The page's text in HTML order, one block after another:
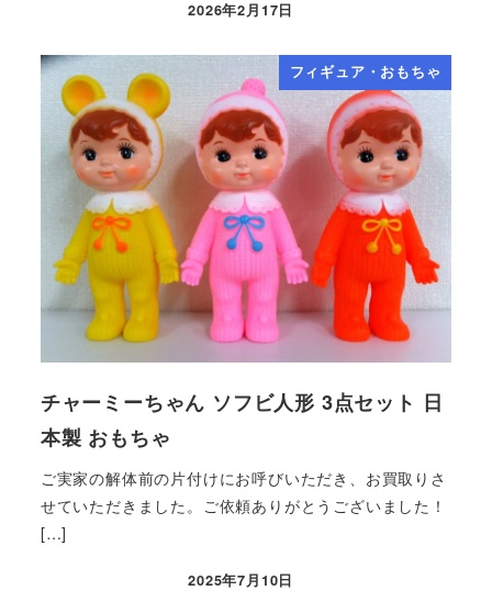
2026年2月17日
フィギュア・おもちゃ
チャーミーちゃん ソフビ人形 3点セット 日
本製 おもちゃ
ご実家の解体前の片付けにお呼びいただき、お買取りさ
せていただきました。ご依頼ありがとうございました！
[…]
2025年7月10日